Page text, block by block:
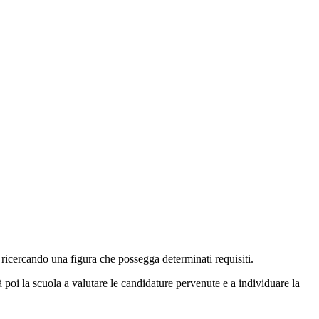
una figura che possegga determinati requisiti.
la scuola a valutare le candidature pervenute e a individuare la